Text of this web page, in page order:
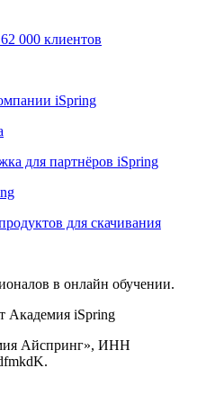
000 клиентов
iSpring
для партнёров iSpring
для скачивания
в онлайн обучении.
Академия iSpring
Айспринг», ИНН